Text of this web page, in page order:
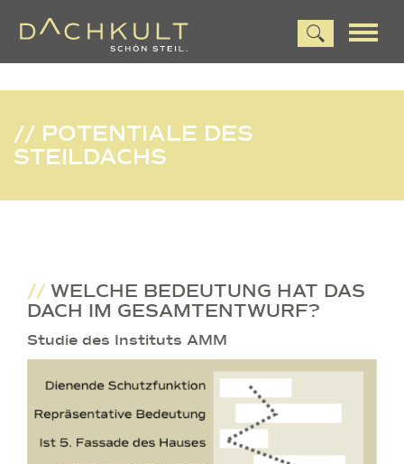
// POTENTIALE DES
STEILDACHS
// WELCHE BEDEUTUNG HAT DAS
DACH IM GESAMTENTWURF?
Studie des Instituts AMM